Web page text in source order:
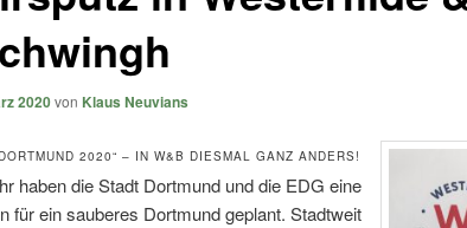
2020von Klaus Neuvians
2020“ – IN W&B DIESMAL GANZ ANDERS!
haben die Stadt Dortmund und die EDG eine
für ein sauberes Dortmund geplant. Stadtweit